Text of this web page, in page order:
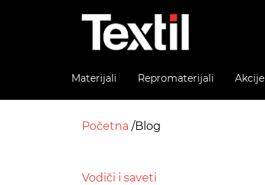
Materijali Repromaterijali Akcije
Početna Blog
Vodiči i saveti